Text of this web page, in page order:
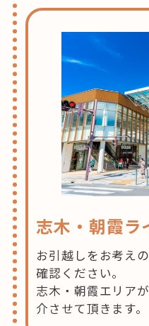
志木・朝霞ラ
お引越しをお考え
確認ください。
志木・朝霞エリア
介させて頂きます。